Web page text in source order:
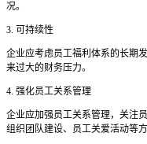
况。
3. 可持续性
企业应考虑员工福利体系的长期
来过大的财务压力。
4. 强化员工关系管理
企业应加强员工关系管理，关注
组织团队建设、员工关爱活动等